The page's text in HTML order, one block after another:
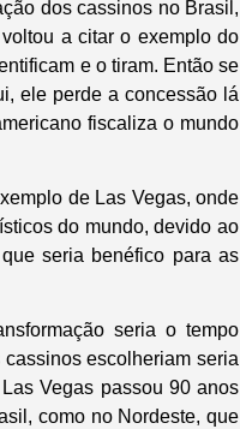
dos cassinos no Brasil,
a citar o exemplo do
e o tiram. Então se
ele perde a concessão lá
fiscaliza o mundo
de Las Vegas, onde
do mundo, devido ao
seria benéfico para as
seria o tempo
escolheriam seria
Vegas passou 90 anos
como no Nordeste, que